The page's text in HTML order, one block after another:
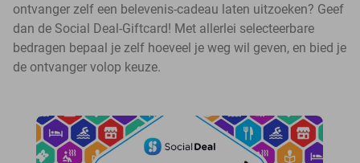
ontvanger zelf een belevenis-cadeau laten uitzoeken? Geef
dan de Social Deal-Giftcard! Met allerlei selecteerbare
bedragen bepaal je zelf hoeveel je weg wil geven, en bied je
de ontvanger volop keuze.